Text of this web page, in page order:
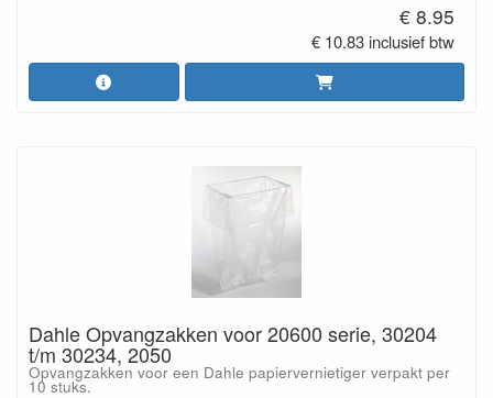
€ 8.95
€ 10.83 inclusief btw
Dahle Opvangzakken voor 20600 serie, 30204
t/m 30234, 2050
Opvangzakken voor een Dahle papiervernietiger verpakt per
10 stuks.